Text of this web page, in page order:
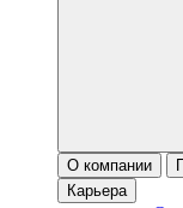
О компании
Карьера